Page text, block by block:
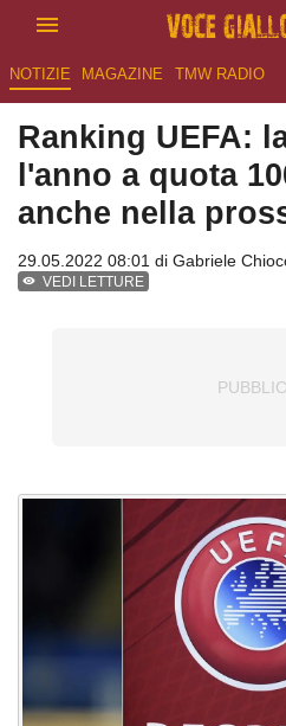
NOTIZIE MAGAZINE TMW RADIO
Ranking UEFA:
l'anno a quota
anche nella
29.05.2022 08:01 di Gabriele
VEDI LETTURE